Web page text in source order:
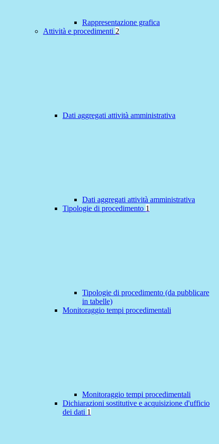
Rappresentazione grafica
Attività e procedimenti 2
Dati aggregati attività amministrativa
Dati aggregati attività amministrativa
Tipologie di procedimento 1
Tipologie di procedimento (da pubblicare
in tabelle)
Monitoraggio tempi procedimentali
Monitoraggio tempi procedimentali
Dichiarazioni sostitutive e acquisizione d'ufficio
dei dati 1